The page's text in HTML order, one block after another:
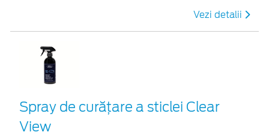
Vezi detalii
Spray de curățare a sticlei Clear
View